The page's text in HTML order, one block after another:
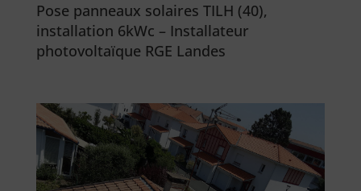
Pose panneaux solaires TILH (40),
installation 6kWc – Installateur
photovoltaïque RGE Landes